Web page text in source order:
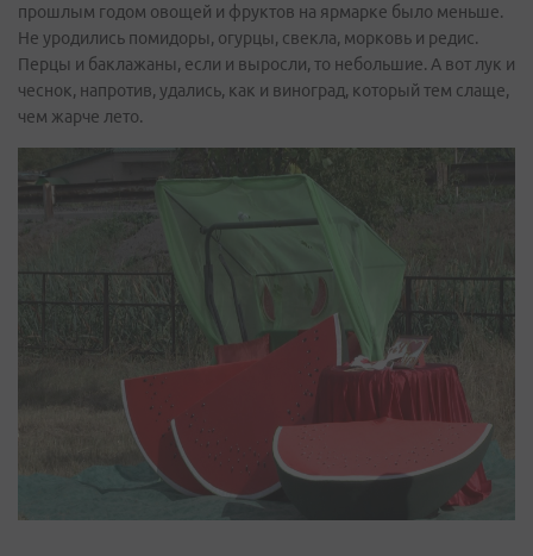
прошлым годом овощей и фруктов на ярмарке было меньше.
Не уродились помидоры, огурцы, свекла, морковь и редис.
Перцы и баклажаны, если и выросли, то небольшие. А вот лук и
чеснок, напротив, удались, как и виноград, который тем слаще,
чем жарче лето.